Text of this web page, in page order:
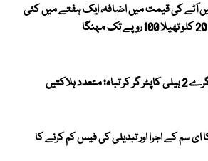
آٹے کی قیمت میں اضافہ، ایک ہفتے میں کئی
متعدد ہلاکتیں
ای سم کے اجرا اور تبدیلی کی فیس کم کرنے کا